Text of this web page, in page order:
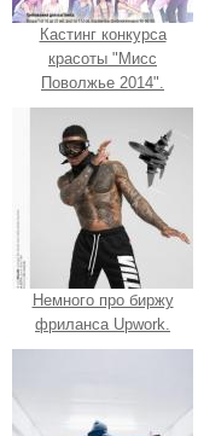
Кастинг конкурса
красоты "Мисс
Поволжье 2014".
Немного про биржу
фриланса Upwork.